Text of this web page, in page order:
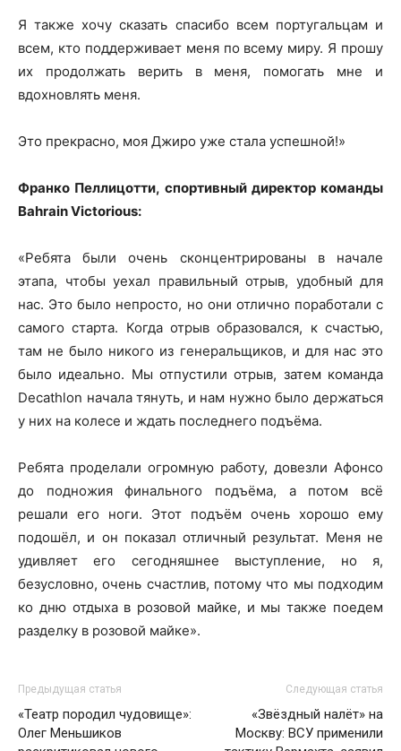
Я также хочу сказать спасибо всем португальцам и
всем, кто поддерживает меня по всему миру. Я прошу
их продолжать верить в меня, помогать мне и
вдохновлять меня.
Это прекрасно, моя Джиро уже стала успешной!»
Франко Пеллицотти, спортивный директор команды
Bahrain Victorious:
«Ребята были очень сконцентрированы в начале
этапа, чтобы уехал правильный отрыв, удобный для
нас. Это было непросто, но они отлично поработали с
самого старта. Когда отрыв образовался, к счастью,
там не было никого из генеральщиков, и для нас это
было идеально. Мы отпустили отрыв, затем команда
Decathlon начала тянуть, и нам нужно было держаться
у них на колесе и ждать последнего подъёма.
Ребята проделали огромную работу, довезли Афонсо
до подножия финального подъёма, а потом всё
решали его ноги. Этот подъём очень хорошо ему
подошёл, и он показал отличный результат. Меня не
удивляет его сегодняшнее выступление, но я,
безусловно, очень счастлив, потому что мы подходим
ко дню отдыха в розовой майке, и мы также поедем
разделку в розовой майке».
Предыдущая статья
«Театр породил чудовище»:
Олег Меньшиков
Следующая статья
«Звёздный налёт» на
Москву: ВСУ применили